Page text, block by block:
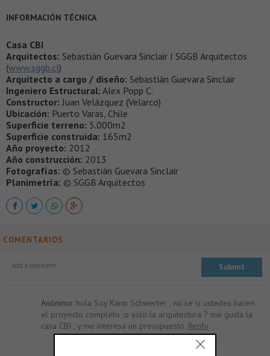
INFORMACIÓN TÉCNICA
Casa CBI
Arquitectos: Sebastián Guevara Sinclair I SGGB Arquitectos
(www.sggb.cl)
Arquitecto a cargo / diseño: Sebastián Guevara Sinclair
Ingeniero Estructural: Alex Popp C.
Constructor: Juan Velázquez (Velarco)
Ubicación: Puerto Varas, Chile
Superficie terreno: 5.000m2
Superficie construida: 165m2
Año proyecto: 2012
Año construcción: 2013
Fotografías: © Sebastián Guevara Sinclair
Planimetría: © SGGB Arquitectos
COMENTARIOS
Anónimo: hola Soy Karin Schwerter , no se si ustedes hacen
el proyecto completo ,o solo la arquitectura ? me gusta la
casa CBI , y me interesa un presupuesto. Reply